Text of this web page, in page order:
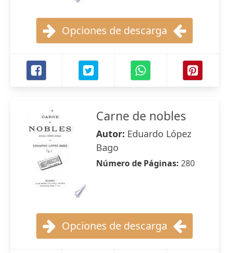
Opciones de descarga
Carne de nobles
Autor: Eduardo López
Bago
Número de Páginas: 280
Opciones de descarga